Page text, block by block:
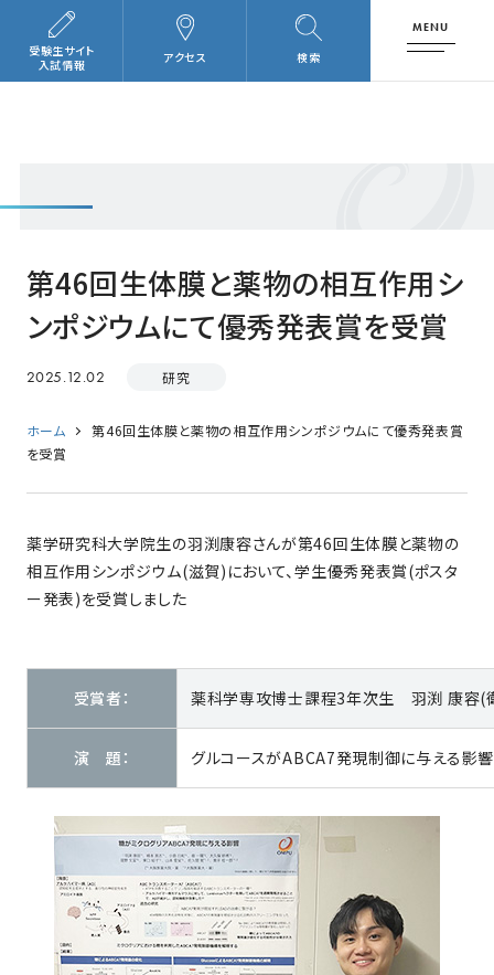
検索
アクセス
受験生サイト
入試情報
MENU
第46回生体膜と薬物の相互作用シ
ンポジウムにて優秀発表賞を受賞
2025.12.02 研究
ホーム
第46回生体膜と薬物の相互作用シンポジウムにて優秀発表賞
を受賞
薬学研究科大学院生の羽渕康容さんが第46回生体膜と薬物の
相互作用シンポジウム(滋賀)において、学生優秀発表賞(ポスタ
ー発表)を受賞しました
受賞者： 薬科学専攻博士課程3年次生 羽渕 康容(
演 題： グルコースがABCA7発現制御に与える影響